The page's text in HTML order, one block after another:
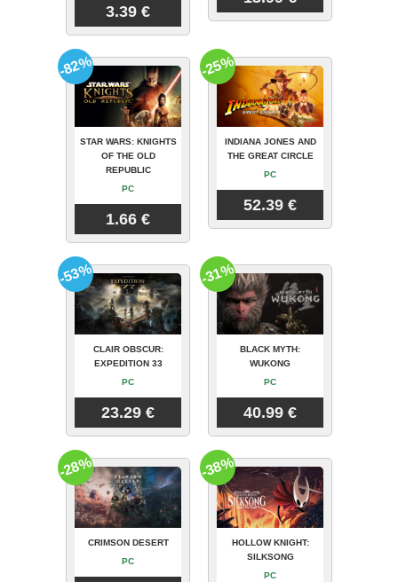
3.39 €
STAR WARS: KNIGHTS
OF THE OLD
REPUBLIC
PC
1.66 €
-82%
INDIANA JONES AND
THE GREAT CIRCLE
PC
52.39 €
-25%
CLAIR OBSCUR:
EXPEDITION 33
PC
23.29 €
-53%
BLACK MYTH:
WUKONG
PC
40.99 €
-31%
CRIMSON DESERT
PC
-28%
HOLLOW KNIGHT:
SILKSONG
PC
-38%